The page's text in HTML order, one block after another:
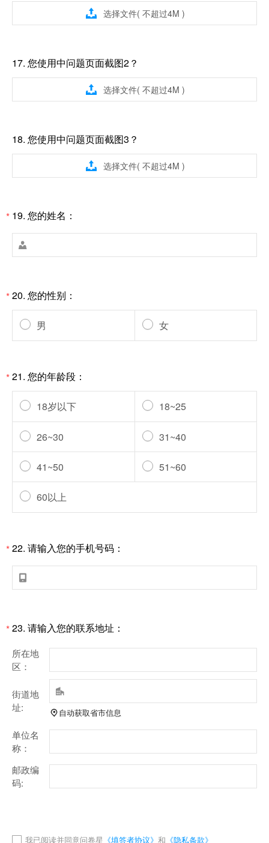
 选择文件( 不超过4M )
17. 您使用中问题页面截图2？
 选择文件( 不超过4M )
18. 您使用中问题页面截图3？
 选择文件( 不超过4M )
* 19. 您的姓名：

*20. 您的性别：
男 女
*21. 您的年龄段：
18岁以下 18~25
26~30 31~40
41~50 51~60
60以上
*22. 请输入您的手机号码：

*23. 请输入您的联系地址：
所在地
区：
街道地
址:

自动获取省市信息
单位名
称：
邮政编
码:
我已阅读并同意问卷星 《填答者协议》 和 《隐私条款》